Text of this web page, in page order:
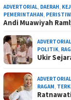
ADVERTORIAL, DAERAH,
PEMERINTAHAN,
Andi Muawiyah
ADVERTORIAL
POLITIK,
Ukir
ADVERTORIAL
RAGAM,